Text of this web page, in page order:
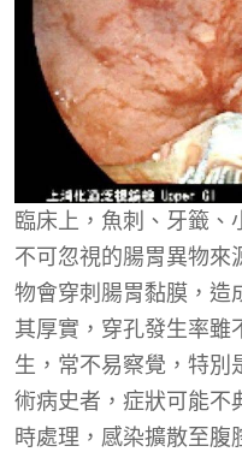
臨床上，魚刺、牙籤、
不可忽視的腸胃異物
物會穿刺腸胃黏膜，造
其厚實，穿孔發生率雖
生，常不易察覺，特別
術病史者，症狀可能不
時處理，感染擴散至腹